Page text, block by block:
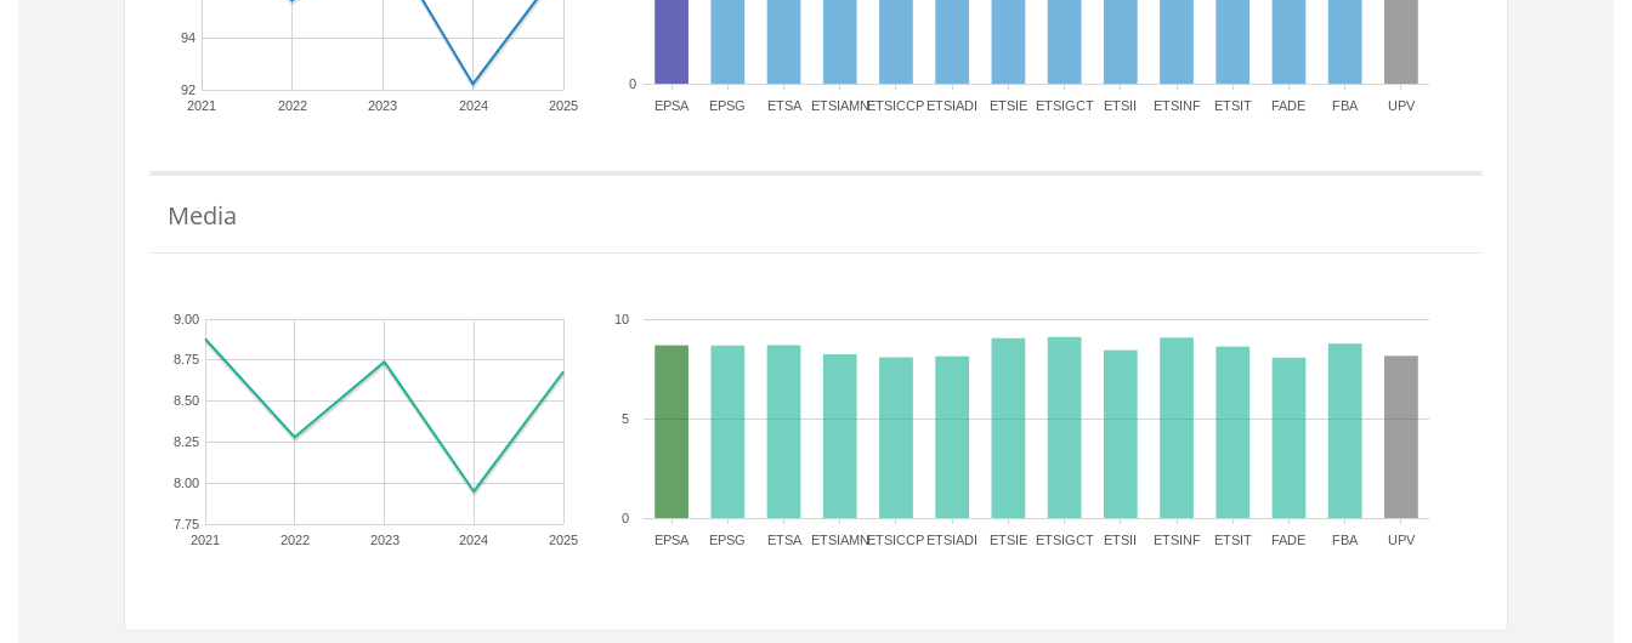
2021 2022 2023 2024 2025
92
94
EPSA EPSG ETSA ETSIAMNETSICCP ETSIADI ETSIE ETSIGCT ETSII ETSINF ETSIT FADE FBA UPV
0
Media
2021 2022 2023 2024 2025
7.75
8.00
8.25
8.50
8.75
9.00
EPSA EPSG ETSA ETSIAMNETSICCP ETSIADI ETSIE ETSIGCT ETSII ETSINF ETSIT FADE FBA UPV
0
5
10